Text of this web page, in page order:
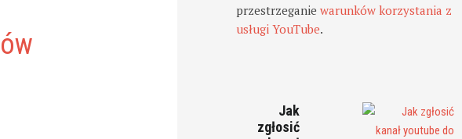
przestrzeganiewarunków korzystania z
usługi YouTube.
Jak
zgłosić